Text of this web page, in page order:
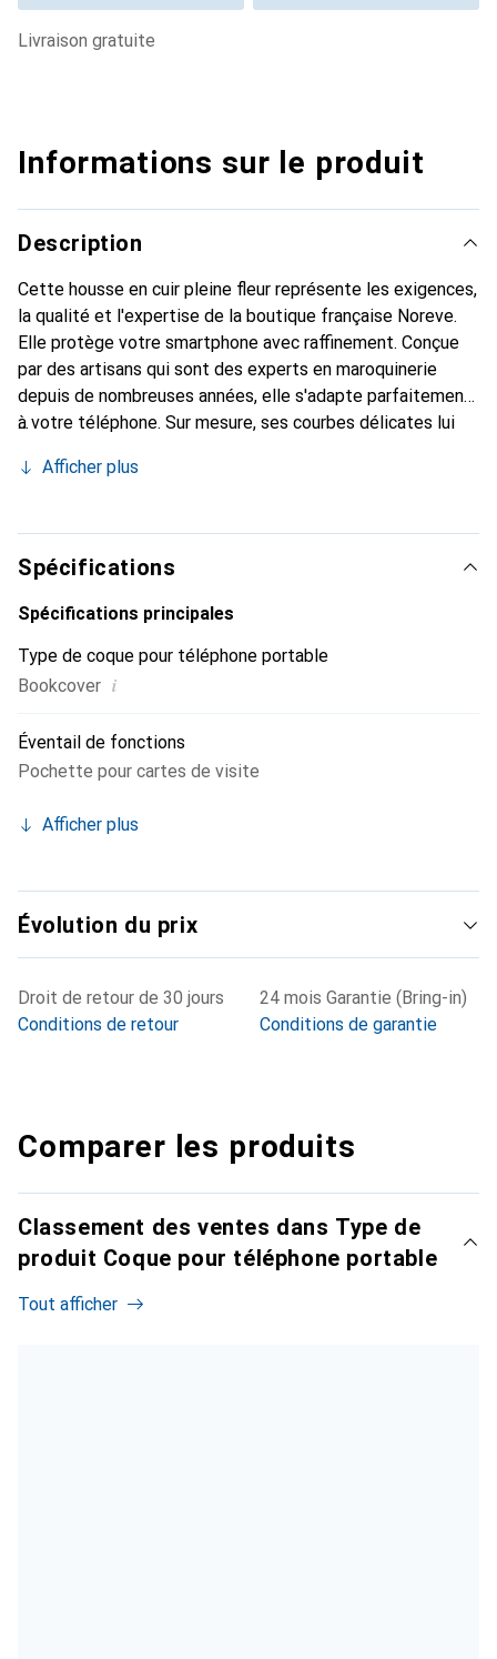
livraison gratuite
Informations sur le produit
Description
Cette housse en cuir pleine fleur représente les exigences,
la qualité et l'expertise de la boutique française Noreve.
Elle protège votre smartphone avec raffinement. Conçue
par des artisans qui sont des experts en maroquinerie
depuis de nombreuses années, elle s'adapte parfaitement
à votre téléphone. Sur mesure, ses courbes délicates lui
accessoire chic et essentiel pour votre smartphone.
haute qualité, la marque Noreve est un choix sûr pour une
clientèle exigeante.
Afficher plus
Spécifications
Spécifications principales
Type de coque pour téléphone portable
Bookcover i
Éventail de fonctions
Pochette pour cartes de visite
Afficher plus
Évolution du prix
Droit de retour de 30 jours
Conditions de retour
24 mois Garantie (Bring-in)
Conditions de garantie
Comparer les produits
Classement des ventes dans Type de
produit Coque pour téléphone portable
Tout afficher